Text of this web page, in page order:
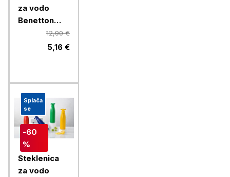
za vodo
Benetton
Rainbow 750
ml, rumena
12,90 €
5,16 €
Splača
se
-60
%
Steklenica
za vodo